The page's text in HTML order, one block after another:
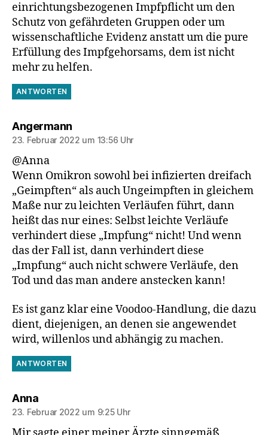
einrichtungsbezogenen Impfpflicht um den
Schutz von gefährdeten Gruppen oder um
wissenschaftliche Evidenz anstatt um die pure
Erfüllung des Impfgehorsams, dem ist nicht
mehr zu helfen.
ANTWORTEN
Angermannsagt:
23. Februar 2022 um 13:56 Uhr
@Anna
Wenn Omikron sowohl bei infizierten dreifach
„Geimpften“ als auch Ungeimpften in gleichem
Maße nur zu leichten Verläufen führt, dann
heißt das nur eines: Selbst leichte Verläufe
verhindert diese „Impfung“ nicht! Und wenn
das der Fall ist, dann verhindert diese
„Impfung“ auch nicht schwere Verläufe, den
Tod und das man andere anstecken kann!
Es ist ganz klar eine Voodoo-Handlung, die dazu
dient, diejenigen, an denen sie angewendet
wird, willenlos und abhängig zu machen.
ANTWORTEN
Annasagt:
23. Februar 2022 um 9:25 Uhr